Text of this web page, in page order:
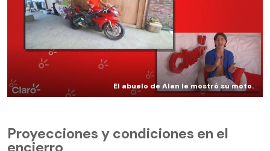
El abuelo de Alan le mostró su moto.
Proyecciones y condiciones en el
encierro